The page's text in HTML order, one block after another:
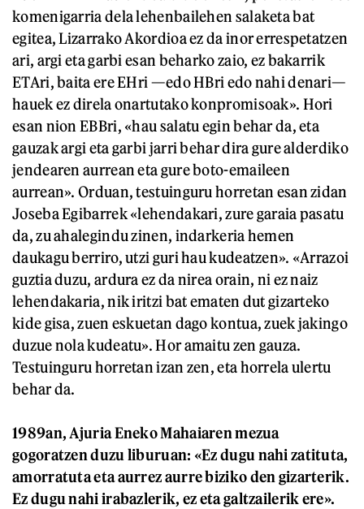
komenigarria dela lehenbailehen salaketa bat
egitea, Lizarrako Akordioa ez da inor errespetatzen
ari, argi eta garbi esan beharko zaio, ez bakarrik
ETAri, baita ere EHri —edo HBri edo nahi denari—
hauek ez direla onartutako konpromisoak». Hori
esan nion EBBri, «hau salatu egin behar da, eta
gauzak argi eta garbi jarri behar dira gure alderdiko
jendearen aurrean eta gure boto-emaileen
aurrean». Orduan, testuinguru horretan esan zidan
Joseba Egibarrek «lehendakari, zure garaia pasatu
da, zu ahalegindu zinen, indarkeria hemen
daukagu berriro, utzi guri hau kudeatzen». «Arrazoi
guztia duzu, ardura ez da nirea orain, ni ez naiz
lehendakaria, nik iritzi bat ematen dut gizarteko
kide gisa, zuen eskuetan dago kontua, zuek jakingo
duzue nola kudeatu». Hor amaitu zen gauza.
Testuinguru horretan izan zen, eta horrela ulertu
behar da.
1989an, Ajuria Eneko Mahaiaren mezua
gogoratzen duzu liburuan: «Ez dugu nahi zatituta,
amorratuta eta aurrez aurre biziko den gizarterik.
Ez dugu nahi irabazlerik, ez eta galtzailerik ere».